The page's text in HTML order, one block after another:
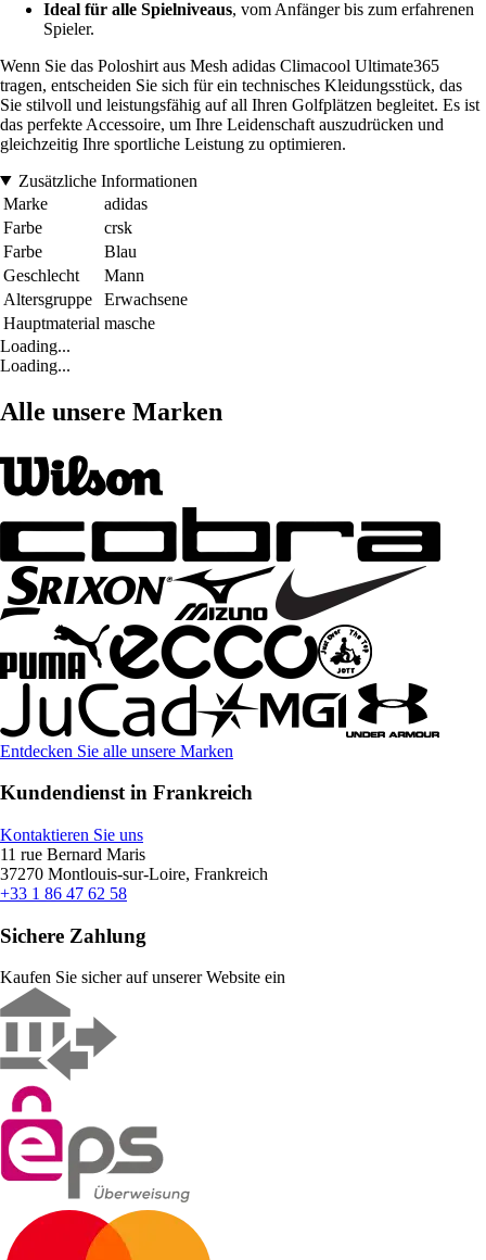
Ideal für alle Spielniveaus, vom Anfänger bis zum erfahrenen
Spieler.
Wenn Sie das Poloshirt aus Mesh adidas Climacool Ultimate365
tragen, entscheiden Sie sich für ein technisches Kleidungsstück, das
Sie stilvoll und leistungsfähig auf all Ihren Golfplätzen begleitet. Es ist
das perfekte Accessoire, um Ihre Leidenschaft auszudrücken und
gleichzeitig Ihre sportliche Leistung zu optimieren.
Zusätzliche Informationen
Marke
adidas
Farbe
crsk
Farbe
Blau
Geschlecht
Mann
Altersgruppe
Erwachsene
Hauptmaterial masche
Loading...
Loading...
Alle unsere Marken
Entdecken Sie alle unsere Marken
Kundendienst in Frankreich
Kontaktieren Sie uns
11 rue Bernard Maris
37270 Montlouis-sur-Loire, Frankreich
+33 1 86 47 62 58
Sichere Zahlung
Kaufen Sie sicher auf unserer Website ein